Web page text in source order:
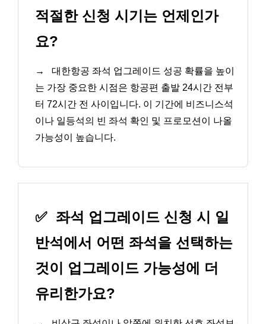
적절한 신청 시기는 언제인가
요?
→
대한항공 좌석 업그레이드 성공 확률을 높이
는 가장 중요한 시점은 항공편 출발 24시간 전부
터 72시간 전 사이입니다. 이 기간에 비즈니스석
이나 일등석의 빈 좌석 확인 및 프로모션이 나올
가능성이 높습니다.
✅ 좌석 업그레이드 신청 시 일
반석에서 어떤 좌석을 선택하는
것이 업그레이드 가능성에 더
유리한가요?